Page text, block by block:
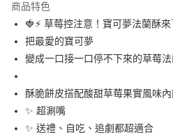
街口支付
悠遊付
相關說明
【關於「AFTEE先享後付」】
AFTEE先享後付是「在收到商品之後才付
便利好安心！
ATM付款
商品特色
🍓⚡️ 草莓控注意！寶可夢法蘭酥來
把最愛的寶可夢
變成一口接一口停不下來的草莓
酥脆餅皮搭配酸甜草莓果實風味內
✨ 超涮嘴
✨ 送禮、自吃、追劇都超適合